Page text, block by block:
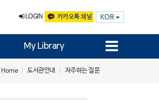
LOGIN 카카오톡 채널 KOR
My Library
Home 도서관안내 자주하는 질문